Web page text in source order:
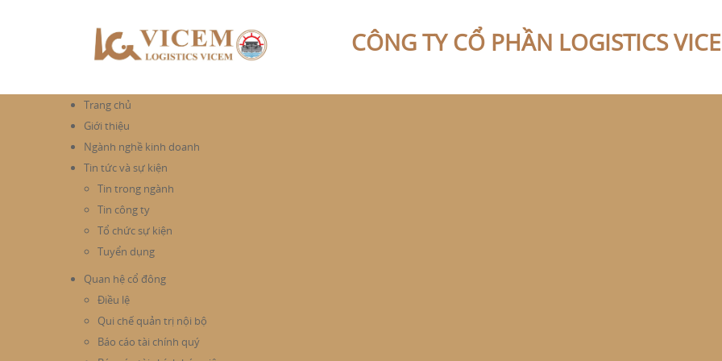
CÔNG TY CỔ PHẦN LOGISTICS
Trang chủ
Giới thiệu
Ngành nghề kinh doanh
Tin tức và sự kiện
Tin trong ngành
Tin công ty
Tổ chức sự kiện
Tuyển dụng
Quan hệ cổ đông
Điều lệ
Qui chế quản trị nội bộ
Báo cáo tài chính quý